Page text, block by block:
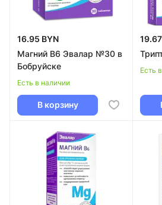
16.95 BYN
Магний В6 Эвалар №30 в
Бобруйске
Есть в наличии
В корзину
Есть